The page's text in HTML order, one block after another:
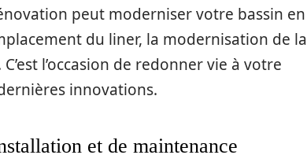
peut moderniser votre bassin en
du liner, la modernisation de la
l’occasion de redonner vie à votre
innovations.
et de maintenance